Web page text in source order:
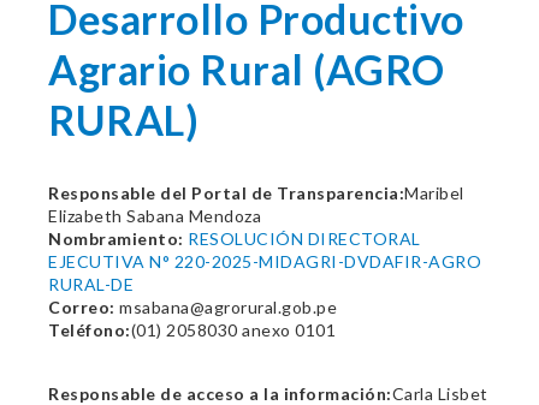
Desarrollo Productivo
Agrario Rural (AGRO
RURAL)
Responsable del Portal de Transparencia:Maribel
Elizabeth Sabana Mendoza
Nombramiento: RESOLUCIÓN DIRECTORAL
EJECUTIVA N° 220-2025-MIDAGRI-DVDAFIR-AGRO
RURAL-DE
Correo: msabana@agrorural.gob.pe
Teléfono:(01) 2058030 anexo 0101
Responsable de acceso a la información:Carla Lisbet